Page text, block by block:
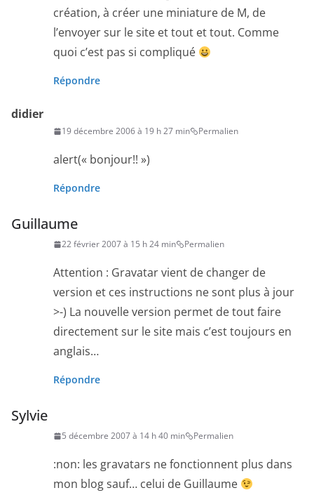
création, à créer une miniature de M, de
l’envoyer sur le site et tout et tout. Comme
quoi c’est pas si compliqué
Répondre
didier
19 décembre 2006 à 19 h 27 min Permalien
alert(« bonjour!! »)
Répondre
Guillaume
22 février 2007 à 15 h 24 min Permalien
Attention : Gravatar vient de changer de
version et ces instructions ne sont plus à jour
>-) La nouvelle version permet de tout faire
directement sur le site mais c’est toujours en
anglais…
Répondre
Sylvie
5 décembre 2007 à 14 h 40 min Permalien
:non: les gravatars ne fonctionnent plus dans
mon blog sauf… celui de Guillaume